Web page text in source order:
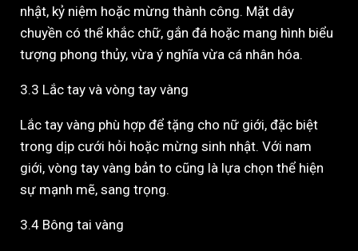
nhật, kỷ niệm hoặc mừng thành công. Mặt dây
chuyền có thể khắc chữ, gắn đá hoặc mang hình biểu
tượng phong thủy, vừa ý nghĩa vừa cá nhân hóa.
3.3 Lắc tay và vòng tay vàng
Lắc tay vàng phù hợp để tặng cho nữ giới, đặc biệt
trong dịp cưới hỏi hoặc mừng sinh nhật. Với nam
giới, vòng tay vàng bản to cũng là lựa chọn thể hiện
sự mạnh mẽ, sang trọng.
3.4 Bông tai vàng